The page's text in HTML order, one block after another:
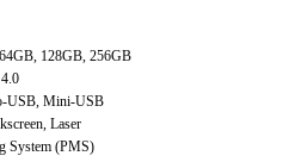
128GB, 256GB
USB, Mini-USB
Laser
System (PMS)